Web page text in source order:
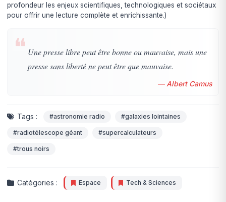
profondeur les enjeux scientifiques, technologiques et sociétaux
pour offrir une lecture complète et enrichissante.)
❝ Une presse libre peut être bonne ou mauvaise, mais une
presse sans liberté ne peut être que mauvaise.
— Albert Camus
Tags : #astronomie radio #galaxies lointaines
#radiotélescope géant #supercalculateurs
#trous noirs
Catégories : Espace Tech & Sciences